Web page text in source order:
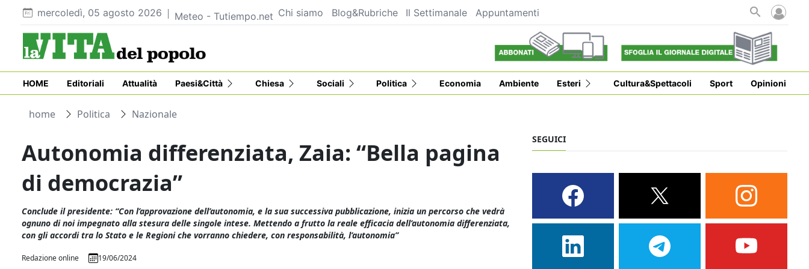
mercoledì, 05 agosto 2026 Meteo - Tutiempo.net Chi siamo Blog&Rubriche Il Settimanale Appuntamenti
HOME Editoriali Attualità Paesi&Città Chiesa Sociali Politica Economia Ambiente Esteri Cultura&Spettacoli Sport Opinioni
home Politica Nazionale
Autonomia differenziata, Zaia: “Bella pagina
di democrazia”
Conclude il presidente: “Con l’approvazione dell’autonomia, e la sua successiva pubblicazione, inizia un percorso che vedrà
ognuno di noi impegnato alla stesura delle singole intese. Mettendo a frutto la reale efficacia dell’autonomia differenziata,
con gli accordi tra lo Stato e le Regioni che vorranno chiedere, con responsabilità, l’autonomia”
Redazione online 19/06/2024
SEGUICI